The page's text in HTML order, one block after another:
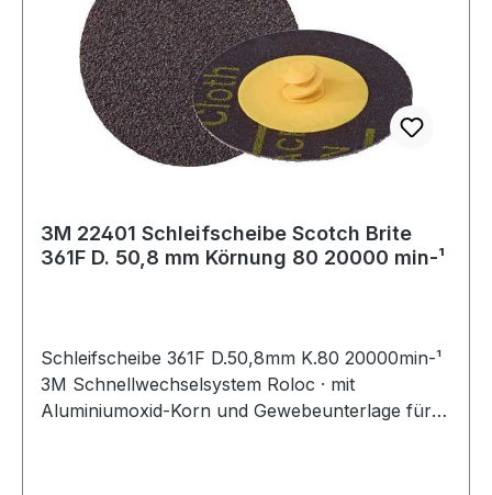
3M 22401 Schleifscheibe Scotch Brite
361F D. 50,8 mm Körnung 80 20000 min-¹
Schleifscheibe 361F D.50,8mm K.80 20000min-¹
3M Schnellwechselsystem Roloc · mit
Aluminiumoxid-Korn und Gewebeunterlage für